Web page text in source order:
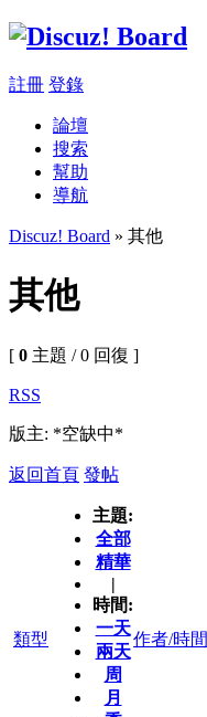
註冊 登錄
論壇
搜索
幫助
導航
Discuz! Board » 其他
其他
[ 0 主題 / 0 回復 ]
RSS
版主: *空缺中*
返回首頁 發帖
類型
主題:
全部
精華
|
時間:
一天
兩天
周
月
作者/時間